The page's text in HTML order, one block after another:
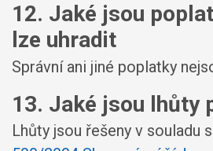
12. Jaké jsou
lze uhradit
Správní ani jiné poplatky
13. Jaké jsou lhůty
Lhůty jsou řešeny v souladu